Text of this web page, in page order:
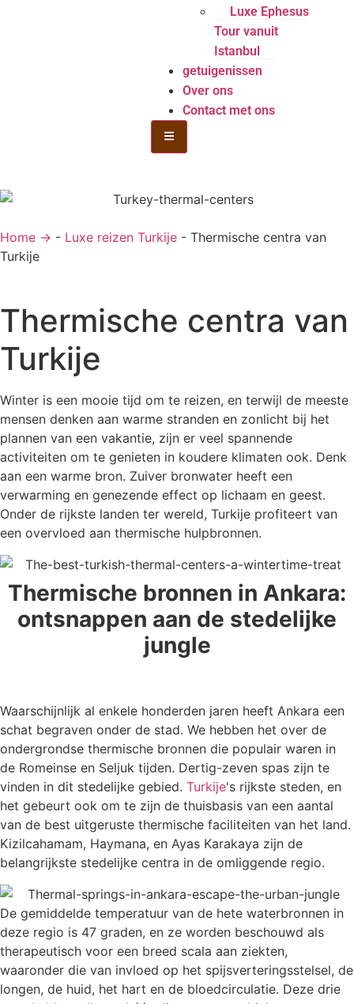
Luxe Ephesus
Tour vanuit
Istanbul
getuigenissen
Over ons
Contact met ons
Hamburger Toggle Menu
Home → - Luxe reizen Turkije - Thermische centra van
Turkije
Thermische centra van
Turkije
Winter is een mooie tijd om te reizen, en terwijl de meeste
mensen denken aan warme stranden en zonlicht bij het
plannen van een vakantie, zijn er veel spannende
activiteiten om te genieten in koudere klimaten ook. Denk
aan een warme bron. Zuiver bronwater heeft een
verwarming en genezende effect op lichaam en geest.
Onder de rijkste landen ter wereld, Turkije profiteert van
een overvloed aan thermische hulpbronnen.
Thermische bronnen in Ankara:
ontsnappen aan de stedelijke
jungle
Waarschijnlijk al enkele honderden jaren heeft Ankara een
schat begraven onder de stad. We hebben het over de
ondergrondse thermische bronnen die populair waren in
de Romeinse en Seljuk tijden. Dertig-zeven spas zijn te
vinden in dit stedelijke gebied. Turkije's rijkste steden, en
het gebeurt ook om te zijn de thuisbasis van een aantal
van de best uitgeruste thermische faciliteiten van het land.
Kizilcahamam, Haymana, en Ayas Karakaya zijn de
belangrijkste stedelijke centra in de omliggende regio.
De gemiddelde temperatuur van de hete waterbronnen in
deze regio is 47 graden, en ze worden beschouwd als
therapeutisch voor een breed scala aan ziekten,
waaronder die van invloed op het spijsverteringsstelsel, de
longen, de huid, het hart en de bloedcirculatie. Deze drie